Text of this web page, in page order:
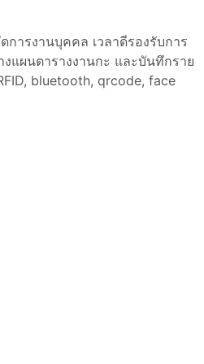
ารงานบุคคล เวลาดีรองรับการ
แผนตารางงานกะ และบันทึกราย
bluetooth, qrcode, face